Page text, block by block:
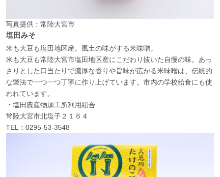
写真提供：常陸大宮市
塩田みそ
米も大豆も塩田地区産。風土の味がする米味噌。
米も大豆も常陸大宮市塩田地区産にこだわり抜いた自慢の味。あっ
さりとした口当たりで濃厚な香りや旨味が広がる米味噌は、伝統的
な製法で一つ一つ丁寧に作り上げています。市内の学校給食にも使
われています。
・塩田農産物加工所利用組合
常陸大宮市北塩子２１６４
TEL：0295-53-3548